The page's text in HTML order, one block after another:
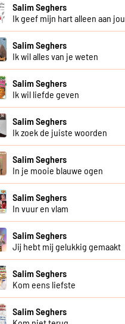
Salim Seghers
Ik geef mijn hart alleen aan jou
Salim Seghers
Ik wil alles van je weten
Salim Seghers
Ik wil liefde geven
Salim Seghers
Ik zoek de juiste woorden
Salim Seghers
In je mooie blauwe ogen
Salim Seghers
In vuur en vlam
Salim Seghers
Jij hebt mij gelukkig gemaakt
Salim Seghers
Kom eens liefste
Salim Seghers